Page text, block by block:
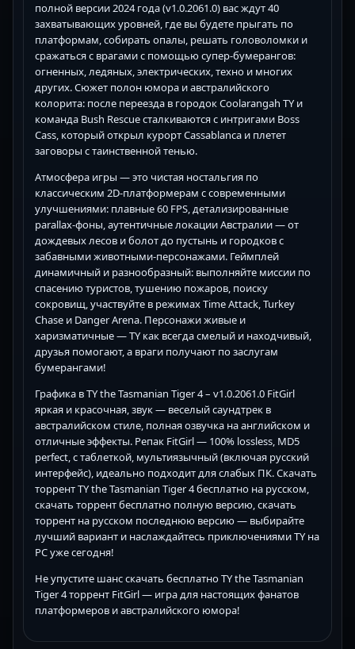
полной версии 2024 года (v1.0.2061.0) вас ждут 40
захватывающих уровней, где вы будете прыгать по
платформам, собирать опалы, решать головоломки и
сражаться с врагами с помощью супер-бумерангов:
огненных, ледяных, электрических, техно и многих
других. Сюжет полон юмора и австралийского
колорита: после переезда в городок Coolarangah TY и
команда Bush Rescue сталкиваются с интригами Boss
Cass, который открыл курорт Cassablanca и плетет
заговоры с таинственной тенью.
Атмосфера игры — это чистая ностальгия по
классическим 2D-платформерам с современными
улучшениями: плавные 60 FPS, детализированные
parallax-фоны, аутентичные локации Австралии — от
дождевых лесов и болот до пустынь и городков с
забавными животными-персонажами. Геймплей
динамичный и разнообразный: выполняйте миссии по
спасению туристов, тушению пожаров, поиску
сокровищ, участвуйте в режимах Time Attack, Turkey
Chase и Danger Arena. Персонажи живые и
харизматичные — TY как всегда смелый и находчивый,
друзья помогают, а враги получают по заслугам
бумерангами!
Графика в TY the Tasmanian Tiger 4 – v1.0.2061.0 FitGirl
яркая и красочная, звук — веселый саундтрек в
австралийском стиле, полная озвучка на английском и
отличные эффекты. Репак FitGirl — 100% lossless, MD5
perfect, с таблеткой, мультиязычный (включая русский
интерфейс), идеально подходит для слабых ПК. Скачать
торрент TY the Tasmanian Tiger 4 бесплатно на русском,
скачать торрент бесплатно полную версию, скачать
торрент на русском последнюю версию — выбирайте
лучший вариант и наслаждайтесь приключениями TY на
PC уже сегодня!
Не упустите шанс скачать бесплатно TY the Tasmanian
Tiger 4 торрент FitGirl — игра для настоящих фанатов
платформеров и австралийского юмора!